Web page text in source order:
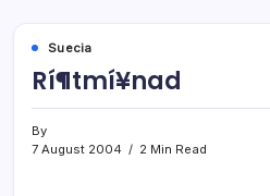
Suecia
Rí¶tmí¥nad
By
7 August 2004
2 Min Read